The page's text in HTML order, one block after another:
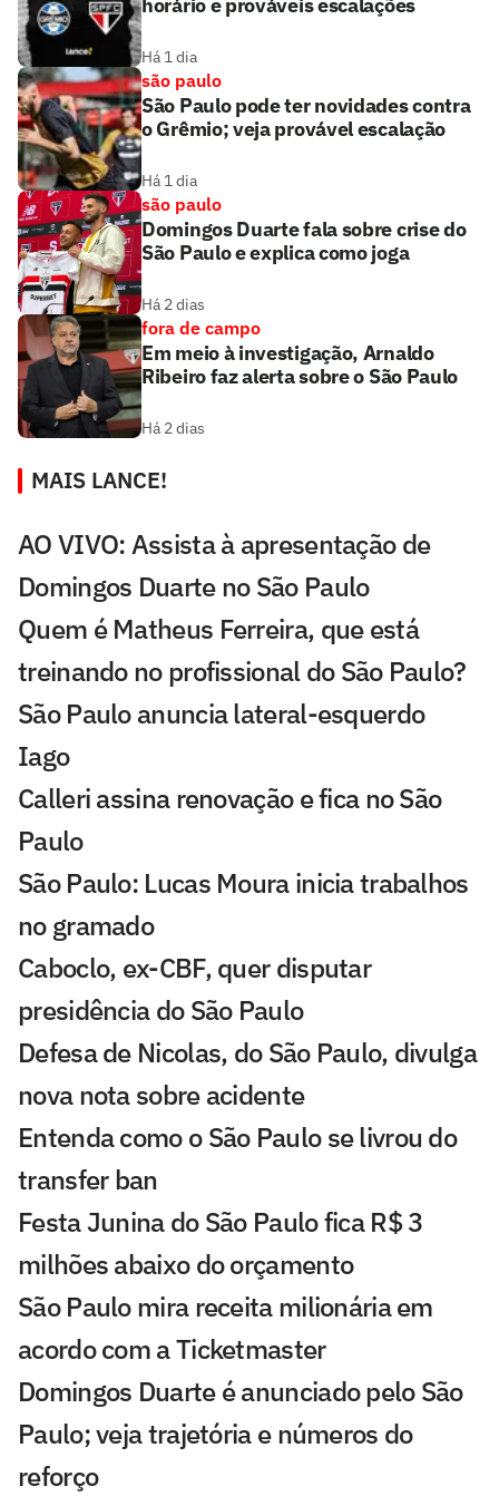
horário e prováveis escalações
Há 1 dia
são paulo
São Paulo pode ter novidades contra
o Grêmio; veja provável escalação
Há 1 dia
são paulo
Domingos Duarte fala sobre crise do
São Paulo e explica como joga
Há 2 dias
fora de campo
Em meio à investigação, Arnaldo
Ribeiro faz alerta sobre o São Paulo
Há 2 dias
MAIS LANCE!
AO VIVO: Assista à apresentação de
Domingos Duarte no São Paulo
Quem é Matheus Ferreira, que está
treinando no profissional do São Paulo?
São Paulo anuncia lateral-esquerdo
Iago
Calleri assina renovação e fica no São
Paulo
São Paulo: Lucas Moura inicia trabalhos
no gramado
Caboclo, ex-CBF, quer disputar
presidência do São Paulo
Defesa de Nicolas, do São Paulo, divulga
nova nota sobre acidente
Entenda como o São Paulo se livrou do
transfer ban
Festa Junina do São Paulo fica R$ 3
milhões abaixo do orçamento
São Paulo mira receita milionária em
acordo com a Ticketmaster
Domingos Duarte é anunciado pelo São
Paulo; veja trajetória e números do
reforço